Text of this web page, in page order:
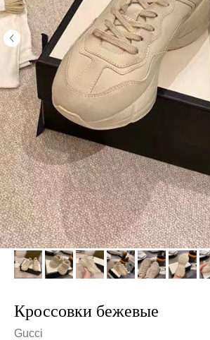
Кроссовки бежевые
Gucci